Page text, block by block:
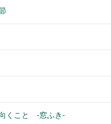
くこと -窓ふき-